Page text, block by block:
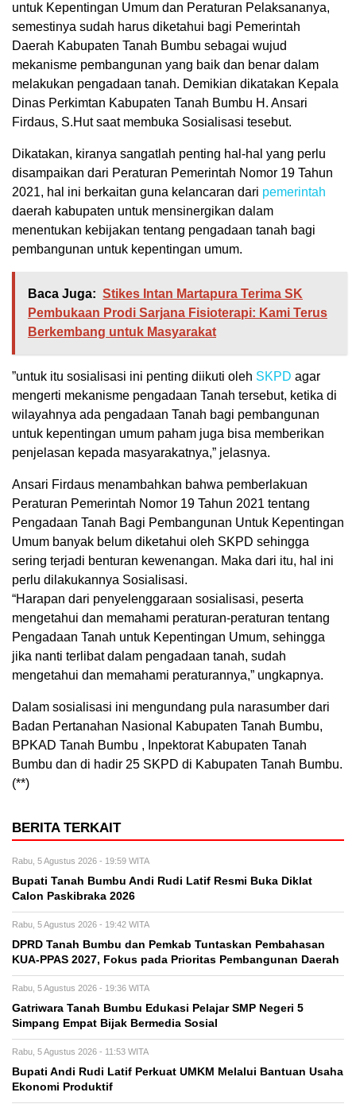
untuk Kepentingan Umum dan Peraturan Pelaksananya,
semestinya sudah harus diketahui bagi Pemerintah
Daerah Kabupaten Tanah Bumbu sebagai wujud
mekanisme pembangunan yang baik dan benar dalam
melakukan pengadaan tanah. Demikian dikatakan Kepala
Dinas Perkimtan Kabupaten Tanah Bumbu H. Ansari
Firdaus, S.Hut saat membuka Sosialisasi tesebut.
Dikatakan, kiranya sangatlah penting hal-hal yang perlu
disampaikan dari Peraturan Pemerintah Nomor 19 Tahun
2021, hal ini berkaitan guna kelancaran dari pemerintah
daerah kabupaten untuk mensinergikan dalam
menentukan kebijakan tentang pengadaan tanah bagi
pembangunan untuk kepentingan umum.
Baca Juga: Stikes Intan Martapura Terima SK
Pembukaan Prodi Sarjana Fisioterapi: Kami Terus
Berkembang untuk Masyarakat
”untuk itu sosialisasi ini penting diikuti oleh SKPD agar
mengerti mekanisme pengadaan Tanah tersebut, ketika di
wilayahnya ada pengadaan Tanah bagi pembangunan
untuk kepentingan umum paham juga bisa memberikan
penjelasan kepada masyarakatnya,” jelasnya.
Ansari Firdaus menambahkan bahwa pemberlakuan
Peraturan Pemerintah Nomor 19 Tahun 2021 tentang
Pengadaan Tanah Bagi Pembangunan Untuk Kepentingan
Umum banyak belum diketahui oleh SKPD sehingga
sering terjadi benturan kewenangan. Maka dari itu, hal ini
perlu dilakukannya Sosialisasi.
“Harapan dari penyelenggaraan sosialisasi, peserta
mengetahui dan memahami peraturan-peraturan tentang
Pengadaan Tanah untuk Kepentingan Umum, sehingga
jika nanti terlibat dalam pengadaan tanah, sudah
mengetahui dan memahami peraturannya,” ungkapnya.
Dalam sosialisasi ini mengundang pula narasumber dari
Badan Pertanahan Nasional Kabupaten Tanah Bumbu,
BPKAD Tanah Bumbu , Inpektorat Kabupaten Tanah
Bumbu dan di hadir 25 SKPD di Kabupaten Tanah Bumbu.
(**)
BERITA TERKAIT
Rabu, 5 Agustus 2026 - 19:59 WITA
Bupati Tanah Bumbu Andi Rudi Latif Resmi Buka Diklat
Calon Paskibraka 2026
Rabu, 5 Agustus 2026 - 19:42 WITA
DPRD Tanah Bumbu dan Pemkab Tuntaskan Pembahasan
KUA-PPAS 2027, Fokus pada Prioritas Pembangunan Daerah
Rabu, 5 Agustus 2026 - 19:36 WITA
Gatriwara Tanah Bumbu Edukasi Pelajar SMP Negeri 5
Simpang Empat Bijak Bermedia Sosial
Rabu, 5 Agustus 2026 - 11:53 WITA
Bupati Andi Rudi Latif Perkuat UMKM Melalui Bantuan Usaha
Ekonomi Produktif